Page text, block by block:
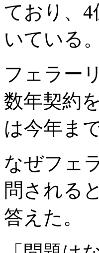
ており、
いている。
フェラー
数年契約
は今年ま
なぜフェ
問される
答えた。